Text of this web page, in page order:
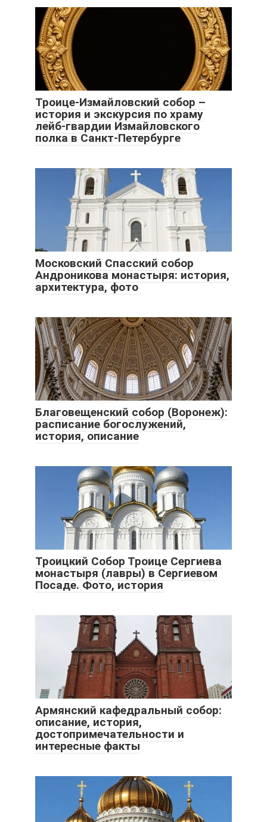
Троице-Измайловский собор –
история и экскурсия по храму
лейб-гвардии Измайловского
полка в Санкт-Петербурге
Московский Спасский собор
Андроникова монастыря: история,
архитектура, фото
Благовещенский собор (Воронеж):
расписание богослужений,
история, описание
Троицкий Собор Троице Сергиева
монастыря (лавры) в Сергиевом
Посаде. Фото, история
Армянский кафедральный собор:
описание, история,
достопримечательности и
интересные факты